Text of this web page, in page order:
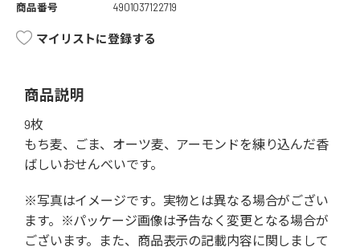
商品番号
4901037122719
マイリストに登録する
商品説明
9枚
もち麦、ごま、オーツ麦、アーモンドを練り込んだ香
ばしいおせんべいです。
※写真はイメージです。実物とは異なる場合がござい
ます。※パッケージ画像は予告なく変更となる場合が
ございます。また、商品表示の記載内容に関しまして